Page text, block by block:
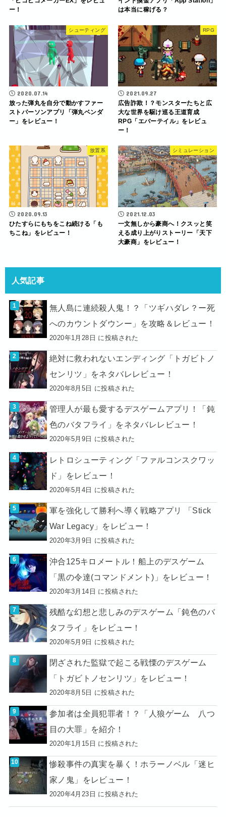
ー！
は本当に稼げる？
シューティング
2020.07.14
放った弾丸を自分で動かすファー
ストパーソンアプリ「弾丸ベンダ
ー」をレビュー！
RPG
2021.09.27
広告詐欺！？モンスターたちと広
大な世界を駆け巡る王道育成
RPG「エバーテイル」をレビュ
ー！
放置系
2020.09.13
ひたすらにもちをこね続ける「も
ちこね」をレビュー！
シミュレーション
2021.12.03
一文無しから豪商へ！クスッと笑
える成り上がりストーリー「天下
大豪商」をレビュー！
人気記事
無人島に連続殺人鬼！？「ツギハダレ？ー死
へのカウントダウンー」を攻略＆レビュー！
2020年1月28日 に投稿された
絶対に救われないエンディング「トガビトノ
センリツ」をネタバレレビュー！
2020年8月5日 に投稿された
管理人が最も愛するデスゲームアプリ！「鈍
色のバタフライ」をネタバレレビュー！
2020年5月9日 に投稿された
レトロシューティング「ファルコンスクワッ
ド」をレビュー！
2020年5月4日 に投稿された
軍を強化して勝利へ導く戦略アプリ 「Stick
War Legacy」をレビュー！
2020年3月9日 に投稿された
沖合125キロメートル！船上のデスゲーム
「黒の令達(コマンドメント)」をレビュー！
2020年3月14日 に投稿された
残酷な幻想と悲しみのデスゲーム「鈍色のバ
タフライ」をレビュー！
2020年5月9日 に投稿された
閉ざされた監獄で起こる戦慄のデスゲーム
「トガビトノセンリツ」をレビュー！
2020年8月5日 に投稿された
参加者は全員犯罪者！？「人狼ゲーム 八つ
目の大罪」を紹介！
2020年1月15日 に投稿された
惨殺事件の真実を暴く！ホラーノベル「迷ヒ
家ノ鬼」をレビュー！
2020年4月23日 に投稿された